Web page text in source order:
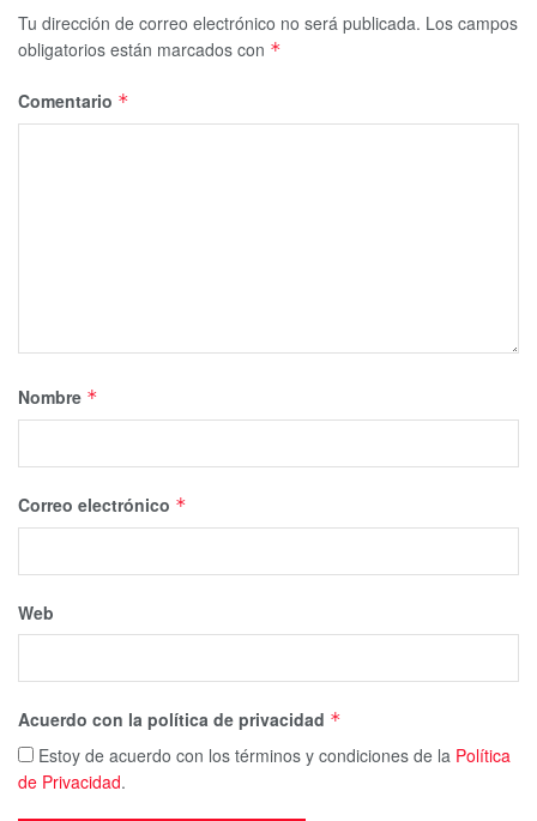
Tu dirección de correo electrónico no será publicada. Los campos
obligatorios están marcados con *
Comentario *
Nombre *
Correo electrónico *
Web
Acuerdo con la política de privacidad *
Estoy de acuerdo con los términos y condiciones de la Política
de Privacidad.